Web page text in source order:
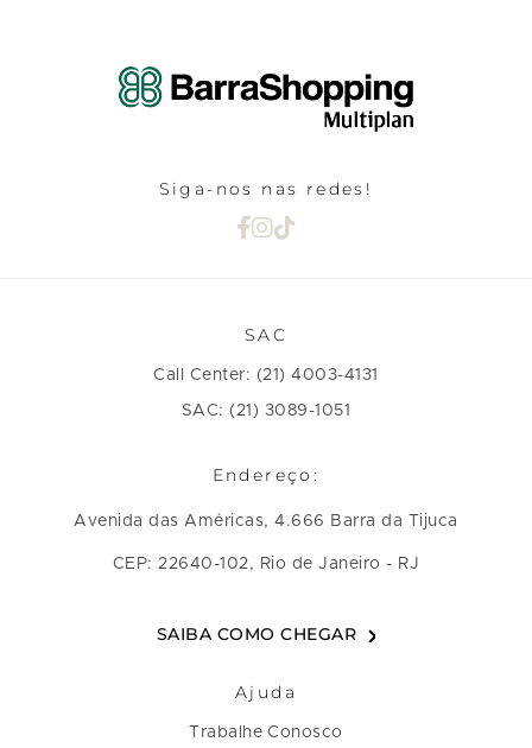
Siga-nos nas redes!
SAC
Call Center: (21) 4003-4131
SAC: (21) 3089-1051
Endereço:
Avenida das Américas, 4.666 Barra da Tijuca
CEP: 22640-102, Rio de Janeiro - RJ
SAIBA COMO CHEGAR
Ajuda
Trabalhe Conosco